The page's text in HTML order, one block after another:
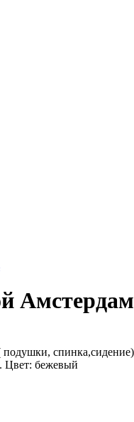
Амстердам
спинка,сидение)
Цвет: бежевый